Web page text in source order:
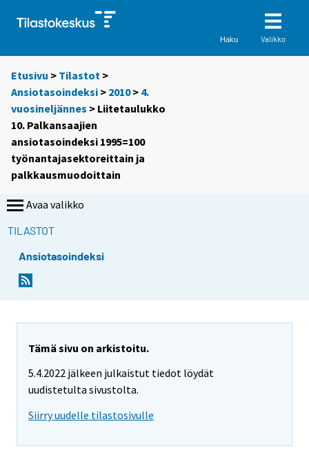
Haku Valikko
Etusivu > Tilastot >
Ansiotasoindeksi > 2010> 4.
vuosineljännes > Liitetaulukko
10. Palkansaajien
ansiotasoindeksi 1995=100
työnantajasektoreittain ja
palkkausmuodoittain
Avaa valikko
TILASTOT
Ansiotasoindeksi
Tämä sivu on arkistoitu.
5.4.2022 jälkeen julkaistut tiedot löydät
uudistetulta sivustolta.
Siirry uudelle tilastosivulle